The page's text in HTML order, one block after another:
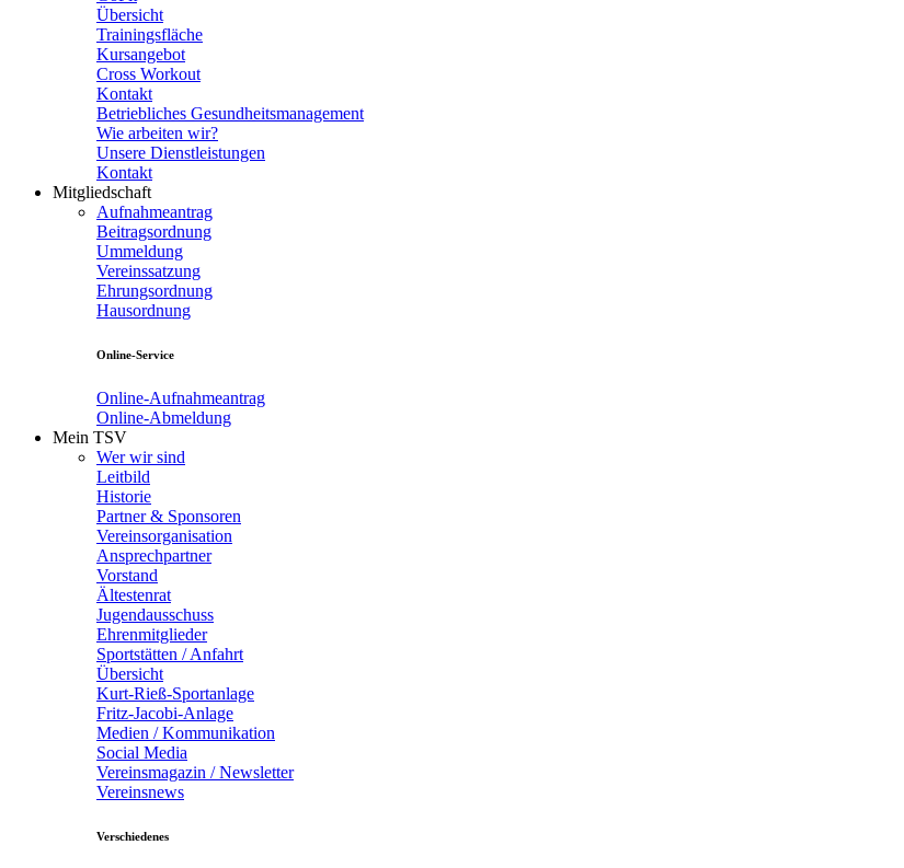
Übersicht
Trainingsfläche
Kursangebot
Cross Workout
Kontakt
Betriebliches Gesundheitsmanagement
Wie arbeiten wir?
Unsere Dienstleistungen
Kontakt
Mitgliedschaft
Aufnahmeantrag
Beitragsordnung
Ummeldung
Vereinssatzung
Ehrungsordnung
Hausordnung
Online-Service
Online-Aufnahmeantrag
Online-Abmeldung
Mein TSV
Wer wir sind
Leitbild
Historie
Partner & Sponsoren
Vereinsorganisation
Ansprechpartner
Vorstand
Ältestenrat
Jugendausschuss
Ehrenmitglieder
Sportstätten / Anfahrt
Übersicht
Kurt-Rieß-Sportanlage
Fritz-Jacobi-Anlage
Medien / Kommunikation
Social Media
Vereinsmagazin / Newsletter
Vereinsnews
Verschiedenes